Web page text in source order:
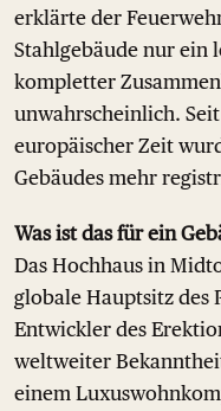
erklärte der
Stahlgebäude nur ein
kompletter
unwahrscheinlich.
europäischer Zeit
Gebäudes mehr
Was ist das für ein
Das Hochhaus in
globale Hauptsitz des
Entwickler des
weltweiter
einem